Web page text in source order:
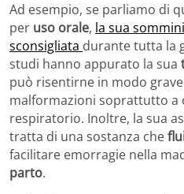
Ad esempio, se parliamo di
per uso orale, la sua
sconsigliata durante tutta la
studi hanno appurato la sua
può risentirne in modo
malformazioni soprattutto a
respiratorio. Inoltre, la sua
tratta di una sostanza che
facilitare emorragie nella
parto.